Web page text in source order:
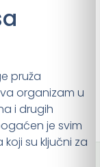
pruža
organizam u
i drugih
je svim
su ključni za